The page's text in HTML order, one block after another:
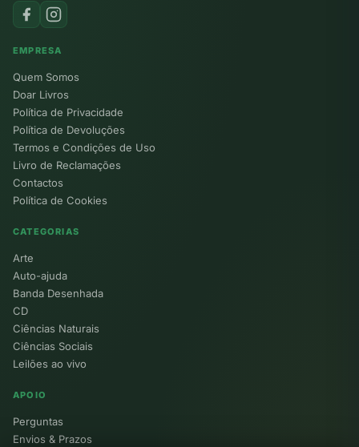
EMPRESA
Quem Somos
Doar Livros
Política de Privacidade
Política de Devoluções
Termos e Condições de Uso
Livro de Reclamações
Contactos
Política de Cookies
CATEGORIAS
Arte
Auto-ajuda
Banda Desenhada
CD
Ciências Naturais
Ciências Sociais
Leilões ao vivo
APOIO
Perguntas
Envios & Prazos